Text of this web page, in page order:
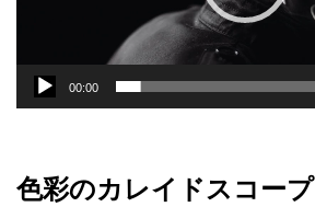
00:00
色彩のカレイドスコープ